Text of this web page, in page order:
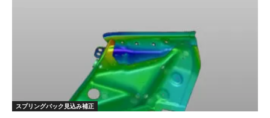
スプリングバック見込み補正